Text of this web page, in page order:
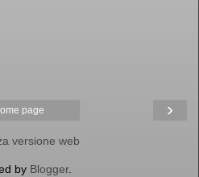
›
page
versione web
by Blogger.